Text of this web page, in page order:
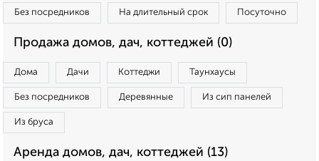
Без посредников На длительный срок Посуточно
Продажа домов, дач, коттеджей (0)
Дома Дачи Коттеджи Таунхаусы
Без посредников Деревянные Из сип панелей
Из бруса
Аренда домов, дач, коттеджей (13)